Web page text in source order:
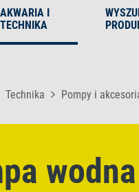
AKWARIA I
TECHNIKA
Technika Pompy i